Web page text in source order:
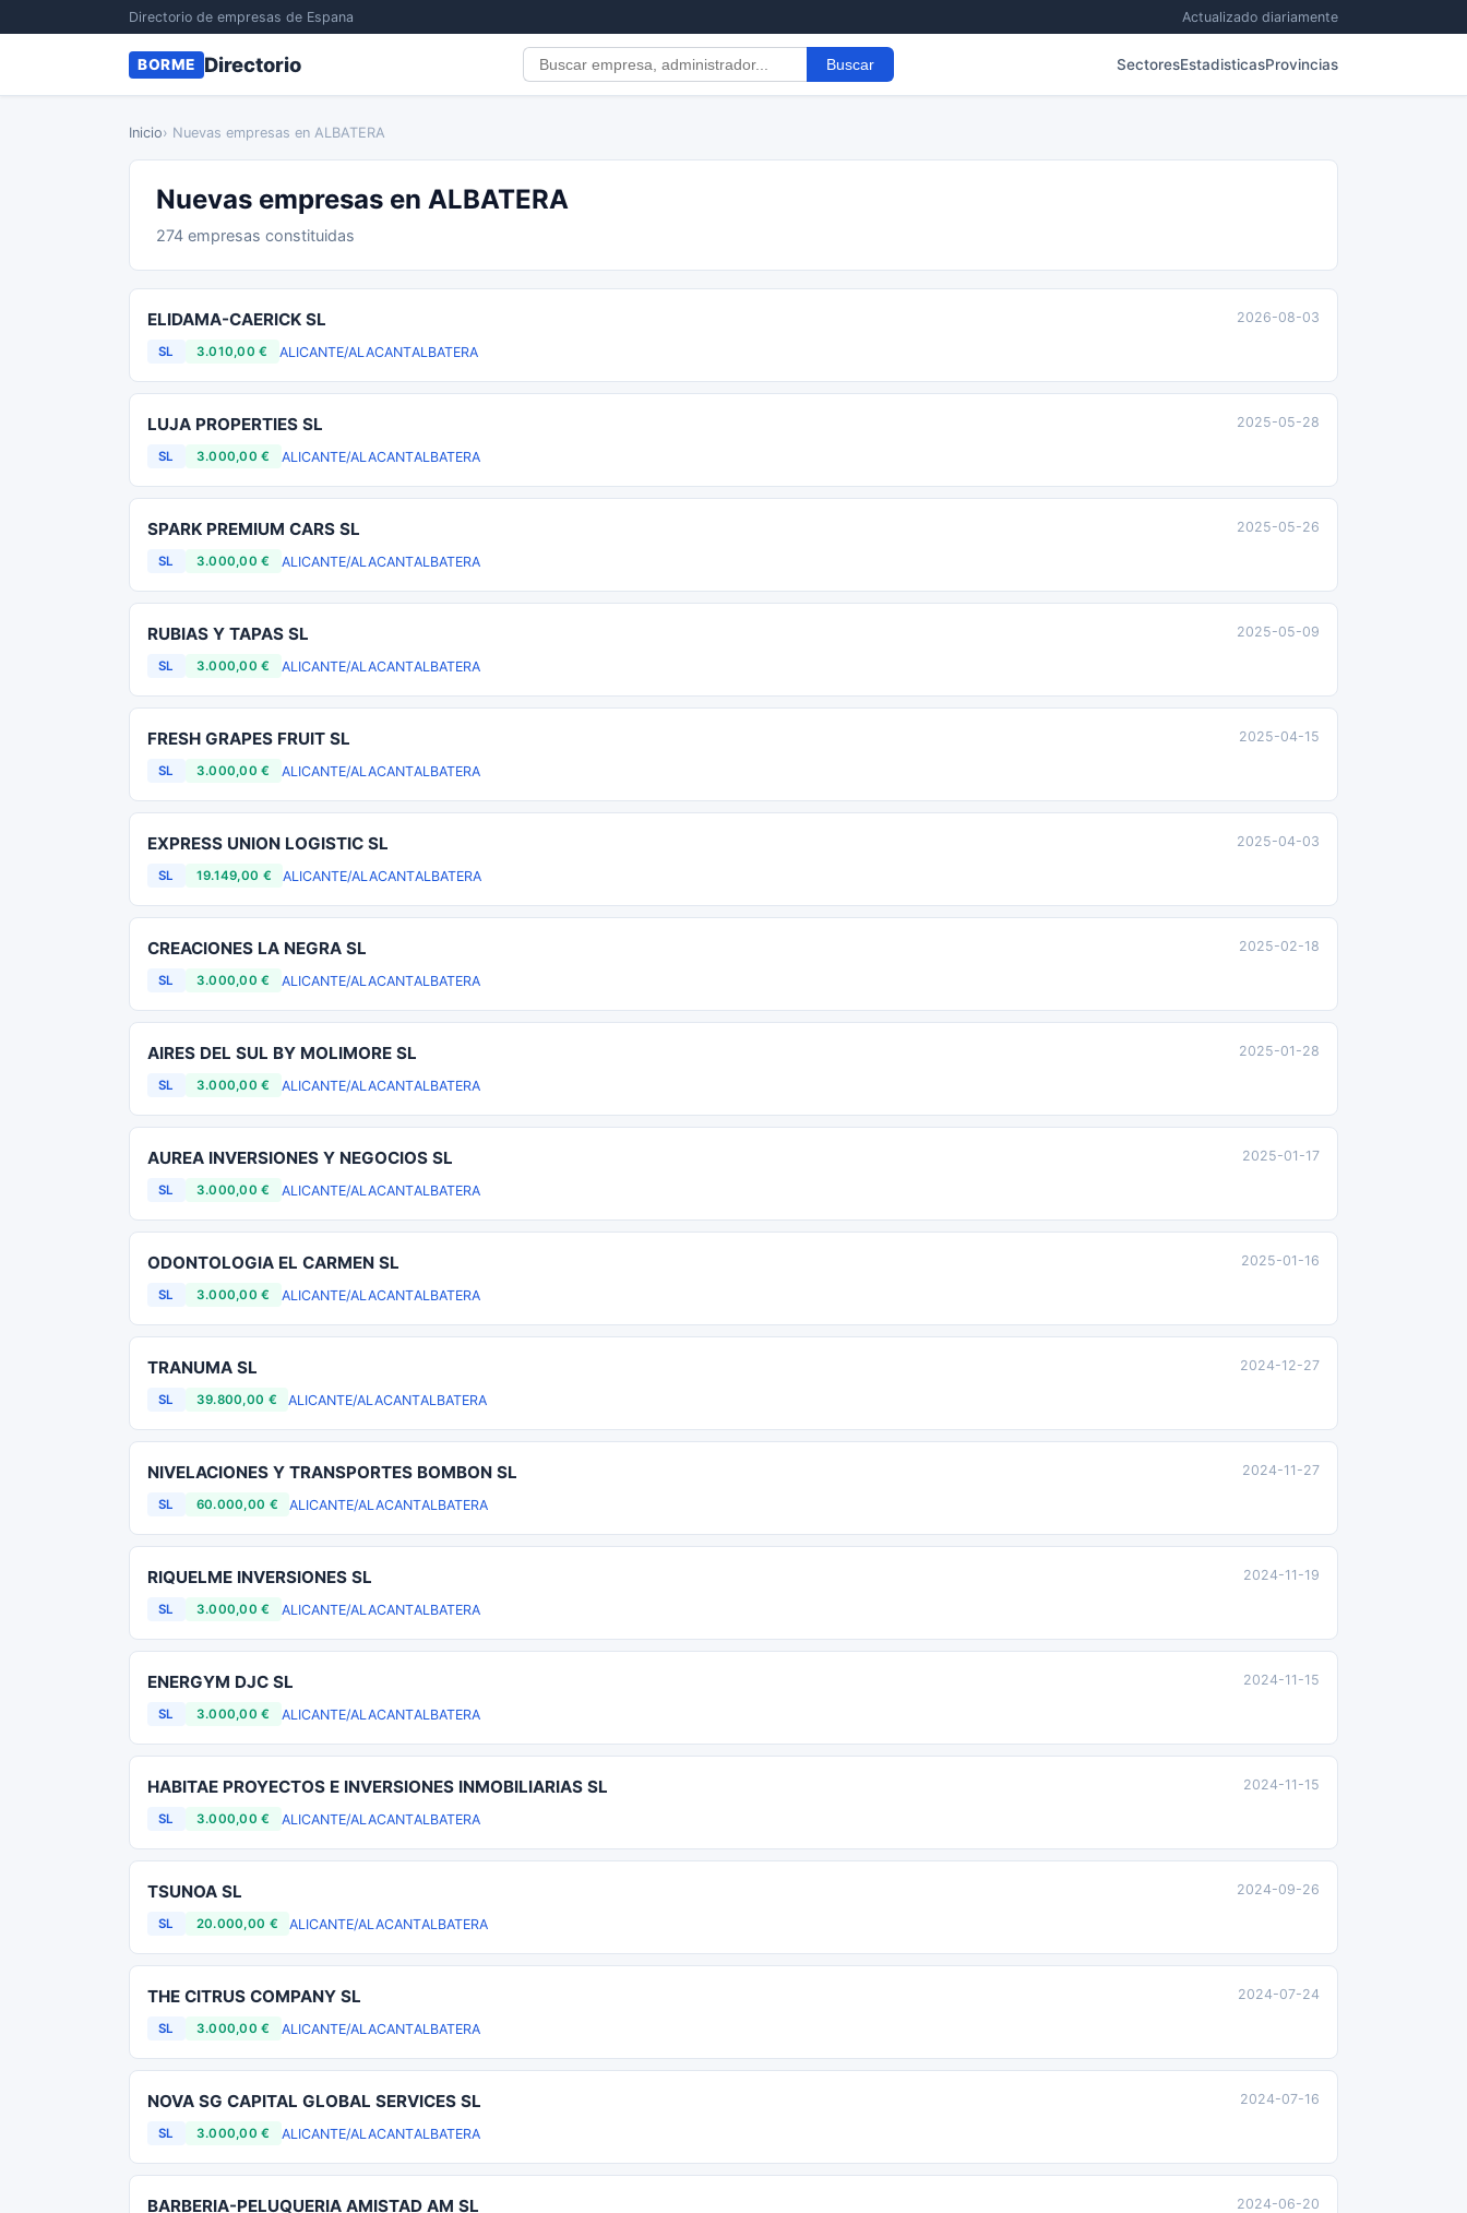
Directorio de empresas de Espana Actualizado diariamente
BORME Directorio Buscar SectoresEstadisticasProvincias
Inicio› Nuevas empresas en ALBATERA
Nuevas empresas en ALBATERA
274 empresas constituidas
ELIDAMA-CAERICK SL
SL 3.010,00 € ALICANTE/ALACANTALBATERA
2026-08-03
LUJA PROPERTIES SL
SL 3.000,00 € ALICANTE/ALACANTALBATERA
2025-05-28
SPARK PREMIUM CARS SL
SL 3.000,00 € ALICANTE/ALACANTALBATERA
2025-05-26
RUBIAS Y TAPAS SL
SL 3.000,00 € ALICANTE/ALACANTALBATERA
2025-05-09
FRESH GRAPES FRUIT SL
SL 3.000,00 € ALICANTE/ALACANTALBATERA
2025-04-15
EXPRESS UNION LOGISTIC SL
SL 19.149,00 € ALICANTE/ALACANTALBATERA
2025-04-03
CREACIONES LA NEGRA SL
SL 3.000,00 € ALICANTE/ALACANTALBATERA
2025-02-18
AIRES DEL SUL BY MOLIMORE SL
SL 3.000,00 € ALICANTE/ALACANTALBATERA
2025-01-28
AUREA INVERSIONES Y NEGOCIOS SL
SL 3.000,00 € ALICANTE/ALACANTALBATERA
2025-01-17
ODONTOLOGIA EL CARMEN SL
SL 3.000,00 € ALICANTE/ALACANTALBATERA
2025-01-16
TRANUMA SL
SL 39.800,00 € ALICANTE/ALACANTALBATERA
2024-12-27
NIVELACIONES Y TRANSPORTES BOMBON SL
SL 60.000,00 € ALICANTE/ALACANTALBATERA
2024-11-27
RIQUELME INVERSIONES SL
SL 3.000,00 € ALICANTE/ALACANTALBATERA
2024-11-19
ENERGYM DJC SL
SL 3.000,00 € ALICANTE/ALACANTALBATERA
2024-11-15
HABITAE PROYECTOS E INVERSIONES INMOBILIARIAS SL
SL 3.000,00 € ALICANTE/ALACANTALBATERA
2024-11-15
TSUNOA SL
SL 20.000,00 € ALICANTE/ALACANTALBATERA
2024-09-26
THE CITRUS COMPANY SL
SL 3.000,00 € ALICANTE/ALACANTALBATERA
2024-07-24
NOVA SG CAPITAL GLOBAL SERVICES SL
SL 3.000,00 € ALICANTE/ALACANTALBATERA
2024-07-16
BARBERIA-PELUQUERIA AMISTAD AM SL 2024-06-20